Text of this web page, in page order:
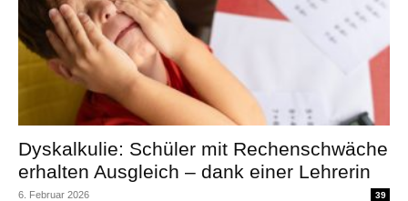
Dyskalkulie: Schüler mit Rechenschwäche
erhalten Ausgleich – dank einer Lehrerin
6. Februar 2026 39